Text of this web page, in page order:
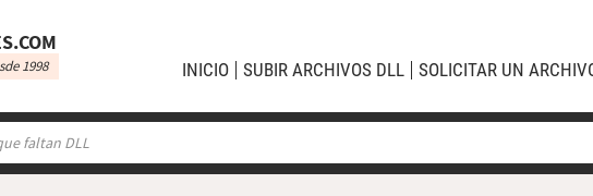
1998 INICIO SUBIR ARCHIVOS DLL SOLICITAR UN